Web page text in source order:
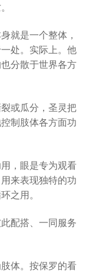
就是一个整体，
处。实际上。他
分散于世界各方
或瓜分，圣灵把
制肢体各方面功
，眼是专为观看
来表现独特的功
之用。
配搭、一同服务
体。按保罗的看